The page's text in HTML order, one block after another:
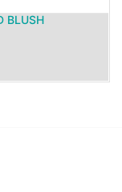
BLUSH